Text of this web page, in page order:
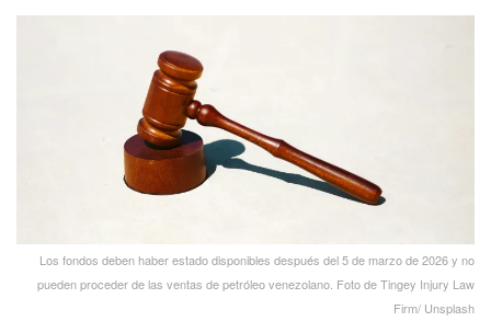
Los fondos deben haber estado disponibles después del 5 de marzo de 2026 y no
pueden proceder de las ventas de petróleo venezolano. Foto de Tingey Injury Law
Firm/ Unsplash